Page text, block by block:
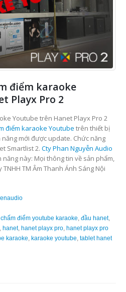
điểm karaoke
Playx Pro 2
Youtube trên Hanet Playx Pro 2
điểm karaoke Youtube trên thiết bị
năng mới được update. Chức năng
Smartlist 2. Cty Phan Nguyễn Audio
này: Mọi thông tin về sản phẩm,
TM Âm Thanh Ánh Sáng Nội
chấm điểm youtube karaoke đầu hanet,
hanet, hanet playx pro hanet playx pro
karaoke karaoke youtube tablet hanet